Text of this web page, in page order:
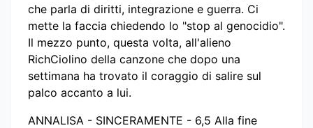
che parla di diritti, integrazione e guerra. Ci
mette la faccia chiedendo lo "stop al genocidio".
Il mezzo punto, questa volta, all'alieno
RichCiolino della canzone che dopo una
settimana ha trovato il coraggio di salire sul
palco accanto a lui.
ANNALISA - SINCERAMENTE - 6,5 Alla fine